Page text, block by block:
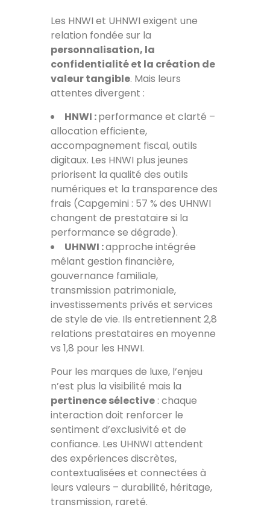
Les HNWI et UHNWI exigent une
relation fondée sur la
personnalisation, la
confidentialité et la création de
valeur tangible. Mais leurs
attentes divergent :
HNWI :performance et clarté –
allocation efficiente,
accompagnement fiscal, outils
digitaux. Les HNWI plus jeunes
priorisent la qualité des outils
numériques et la transparence des
frais (Capgemini : 57 % des UHNWI
changent de prestataire si la
performance se dégrade).
UHNWI :approche intégrée
mêlant gestion financière,
gouvernance familiale,
transmission patrimoniale,
investissements privés et services
de style de vie. Ils entretiennent 2,8
relations prestataires en moyenne
vs 1,8 pour les HNWI.
Pour les marques de luxe, l’enjeu
n’est plus la visibilité mais la
pertinence sélective : chaque
interaction doit renforcer le
sentiment d’exclusivité et de
confiance. Les UHNWI attendent
des expériences discrètes,
contextualisées et connectées à
leurs valeurs – durabilité, héritage,
transmission, rareté.